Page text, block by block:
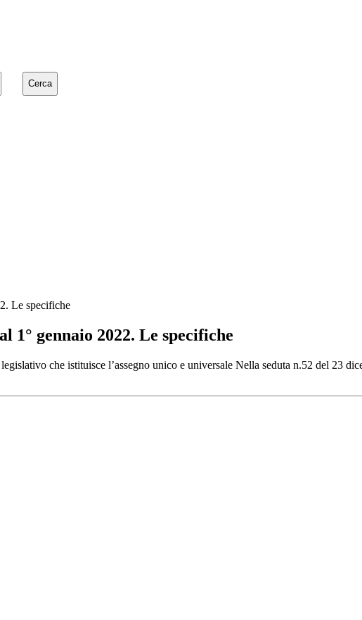
Cerca
Le specifiche
1° gennaio 2022. Le specifiche
che istituisce l’assegno unico e universale Nella seduta n.52 del 23